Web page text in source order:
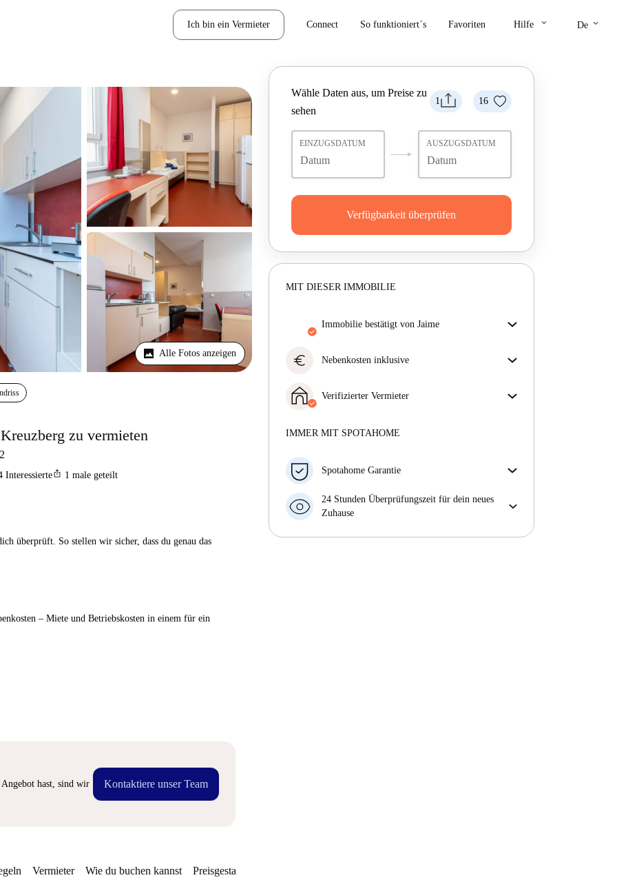
Ich bin ein Vermieter Connect So funktioniert´s Favoriten Hilfe keyboard_arrow_down De keyboard_arrow_down
Alle Fotos anzeigen
zu vermieten
Interessierteios_share 1 male geteilt
überprüft. So stellen wir sicher, dass du genau das
– Miete und Betriebskosten in einem für ein
Angebot hast, sind wir
Kontaktiere unser Team
1 16
Wähle Daten aus, um Preise zu
sehen
EINZUGSDATUM AUSZUGSDATUM
Verfügbarkeit überprüfen
MIT DIESER IMMOBILIE
Immobilie bestätigt von Jaime
überprüft. So stellen wir sicher, dass du genau das
Mehr über die Verifizierung
euro Nebenkosten inklusive
– Miete und Betriebskosten in einem für ein
unkompliziertes Mietverhältnis.
Verifizierter Vermieter
Mehr über diesen Vermieter
IMMER MIT SPOTAHOME
Spotahome Garantie
Falls der Vermieter deine Buchung kurzfristig
storniert, werden wir dir entweder A) ein Hotel
finden oder B) den gezahlten Betrag vollständig
24 Stunden Überprüfungszeit für dein neues
Zuhause
Vermieter Wie du buchen kannst Preisgestaltung